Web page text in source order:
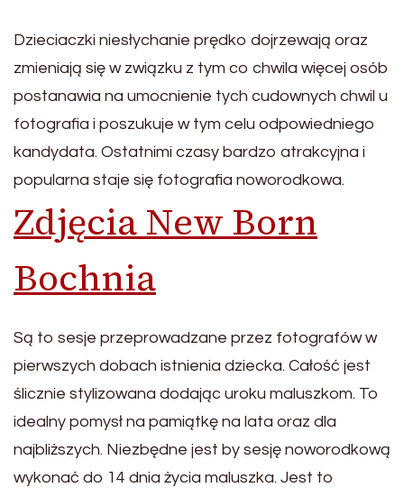
Dzieciaczki niesłychanie prędko dojrzewają oraz
zmieniają się w związku z tym co chwila więcej osób
postanawia na umocnienie tych cudownych chwil u
fotografia i poszukuje w tym celu odpowiedniego
kandydata. Ostatnimi czasy bardzo atrakcyjna i
popularna staje się fotografia noworodkowa.
Zdjęcia New Born
Bochnia
Są to sesje przeprowadzane przez fotografów w
pierwszych dobach istnienia dziecka. Całość jest
ślicznie stylizowana dodając uroku maluszkom. To
idealny pomysł na pamiątkę na lata oraz dla
najbliższych. Niezbędne jest by sesję noworodkową
wykonać do 14 dnia życia maluszka. Jest to